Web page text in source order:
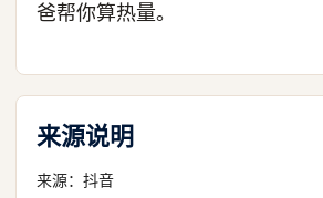
爸帮你算热量。
来源说明
来源： 抖音